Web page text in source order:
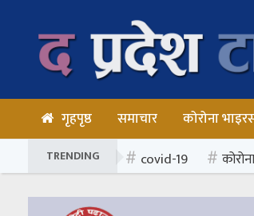
गृहपृष्ठ समाचार कोरोना
TRENDING covid-19